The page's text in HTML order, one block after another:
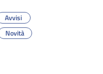
Avvisi
Novità